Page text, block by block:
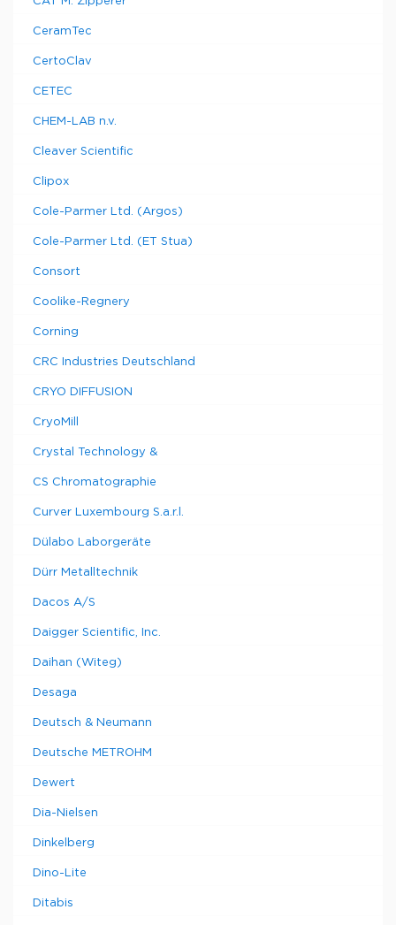
CeramTec
CertoClav
CETEC
CHEM-LAB n.v.
Cleaver Scientific
Clipox
Cole-Parmer Ltd. (Argos)
Cole-Parmer Ltd. (ET Stua)
Consort
Coolike-Regnery
Corning
CRC Industries Deutschland
CRYO DIFFUSION
CryoMill
Crystal Technology &
CS Chromatographie
Curver Luxembourg S.a.r.l.
Dülabo Laborgeräte
Dürr Metalltechnik
Dacos A/S
Daigger Scientific, Inc.
Daihan (Witeg)
Desaga
Deutsch & Neumann
Deutsche METROHM
Dewert
Dia-Nielsen
Dinkelberg
Dino-Lite
Ditabis